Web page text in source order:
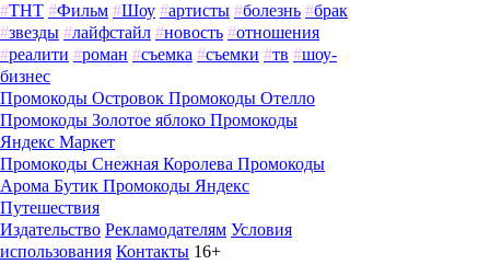
#ТНТ #Фильм #Шоу #артисты #болезнь #брак
#звезды #лайфстайл #новость #отношения
#реалити #роман #съемка #съемки #тв #шоу-
бизнес
Промокоды Островок Промокоды Отелло
Промокоды Золотое яблоко Промокоды
Яндекс Маркет
Промокоды Снежная Королева Промокоды
Арома Бутик Промокоды Яндекс
Путешествия
Издательство Рекламодателям Условия
использования Контакты 16+